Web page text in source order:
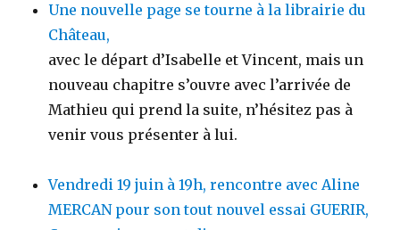
Une nouvelle page se tourne à la librairie du
Château,
avec le départ d’Isabelle et Vincent, mais un
nouveau chapitre s’ouvre avec l’arrivée de
Mathieu qui prend la suite, n’hésitez pas à
venir vous présenter à lui.
Vendredi 19 juin à 19h, rencontre avec Aline
MERCAN pour son tout nouvel essai GUERIR,